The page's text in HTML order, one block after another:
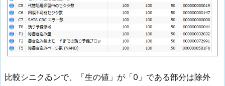
比較シニクゐンで、「生の値」が「0」である部分は除外